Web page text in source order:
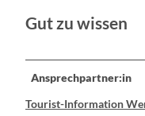
Gut zu wissen
Ansprechpartner:in
Tourist-Information